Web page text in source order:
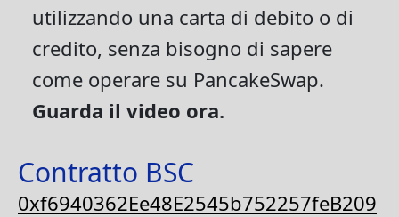
utilizzando una carta di debito o di
credito, senza bisogno di sapere
come operare su PancakeSwap.
Guarda il video ora.
Contratto BSC
0xf6940362Ee48E2545b752257feB209